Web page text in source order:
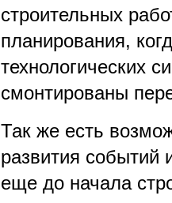
строительных
планирования,
технологических
смонтированы
Так же есть
развития
еще до начала